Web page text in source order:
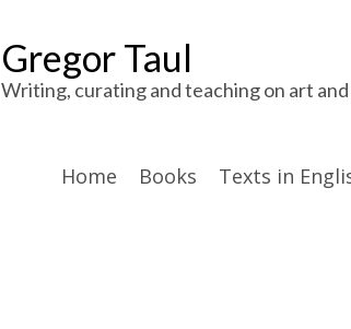
Gregor Taul
Writing, curating and teaching on art
Home Books Texts in